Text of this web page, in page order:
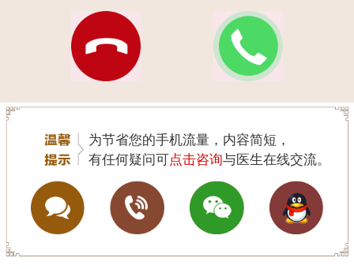
为节省您的手机流量，内容简短，
有任何疑问可点击咨询与医生在线交流。